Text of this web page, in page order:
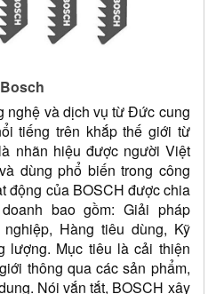
nghệ và dịch vụ từ Đức cung
tiếng trên khắp thế giới từ
nhãn hiệu được người Việt
dùng phổ biến trong công
động của BOSCH được chia
bao gồm: Giải pháp
Hàng tiêu dùng, Kỹ
lượng. Mục tiêu là cải thiện
thông qua các sản phẩm,
Nói vắn tắt, BOSCH xây